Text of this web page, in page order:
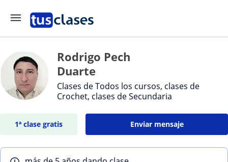
Rodrigo Pech
Duarte
Clases de Todos los cursos, clases de
Crochet, clases de Secundaria
1ª clase gratis Enviar mensaje